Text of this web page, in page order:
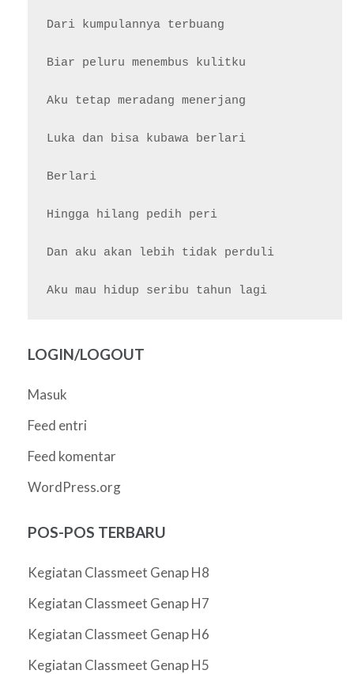
Dari kumpulannya terbuang
Biar peluru menembus kulitku
Aku tetap meradang menerjang
Luka dan bisa kubawa berlari
Berlari
Hingga hilang pedih peri
Dan aku akan lebih tidak perduli
LOGIN/LOGOUT
Masuk
Feed entri
Feed komentar
WordPress.org
POS-POS TERBARU
Kegiatan Classmeet Genap H8
Kegiatan Classmeet Genap H7
Kegiatan Classmeet Genap H6
Kegiatan Classmeet Genap H5